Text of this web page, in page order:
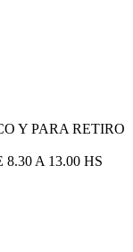
Y PARA RETIRO
A 13.00 HS